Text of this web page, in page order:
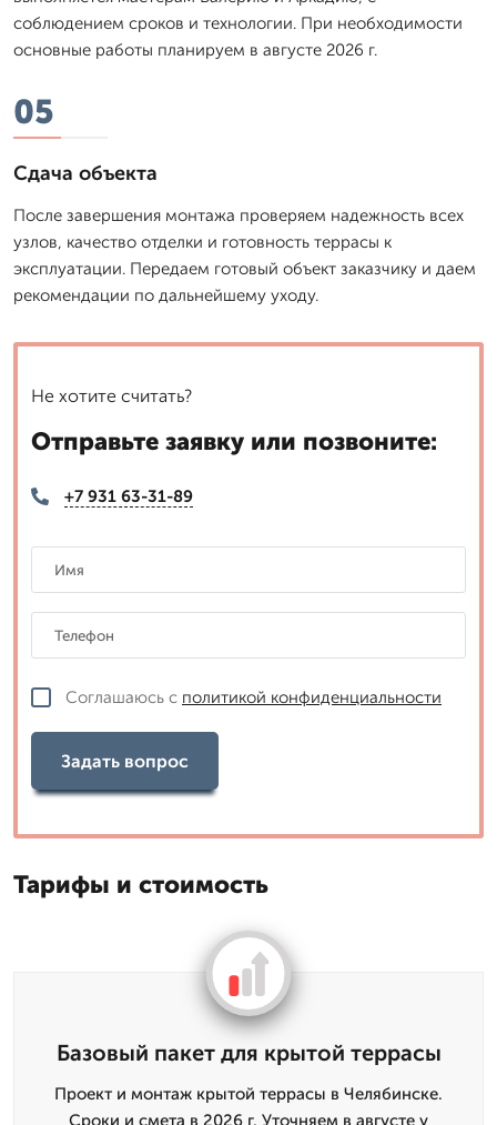
соблюдением сроков и технологии. При необходимости
основные работы планируем в августе 2026 г.
05
Сдача объекта
После завершения монтажа проверяем надежность всех
узлов, качество отделки и готовность террасы к
эксплуатации. Передаем готовый объект заказчику и даем
рекомендации по дальнейшему уходу.
Не хотите считать?
Отправьте заявку или позвоните:
+7 931 63-31-89
Соглашаюсь с политикой конфиденциальности
Задать вопрос
Тарифы и стоимость
Базовый пакет для крытой террасы
Проект и монтаж крытой террасы в Челябинске.
Сроки и смета в 2026 г. Уточняем в августе у